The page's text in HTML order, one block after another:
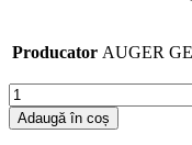
Producator AUGER
Cantitate
Adaugă în coș